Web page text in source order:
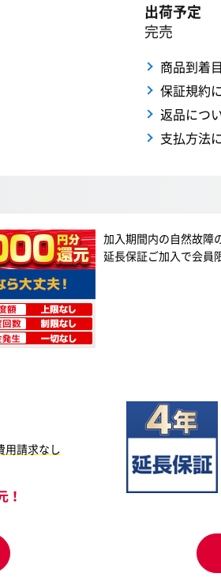
出荷予定
完売
商品到着
保証規約
返品につ
支払方法
加入期間内の自然故障
延長保証ご加入で会員
請求なし
！